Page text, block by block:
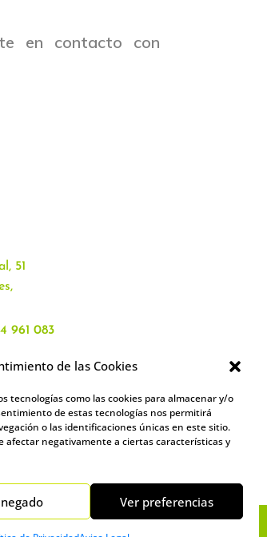
de las Cookies
tecnologías como las cookies para almacenar y/o
de estas tecnologías nos permitirá
o las identificaciones únicas en este sitio.
negativamente a ciertas características y
Ver preferencias
en contacto con
51
961 083